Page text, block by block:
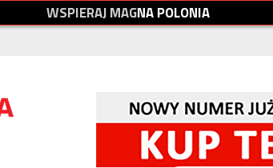
WSPIERAJMAGNAPOLONIA